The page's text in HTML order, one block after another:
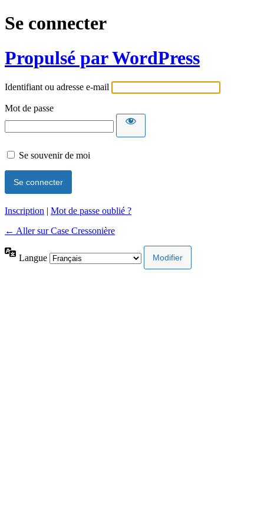
Se connecter
Propulsé par WordPress
Identifiant ou adresse e-mail
Mot de passe
Se souvenir de moi
Inscription | Mot de passe oublié ?
← Aller sur Case Cressonière
Langue